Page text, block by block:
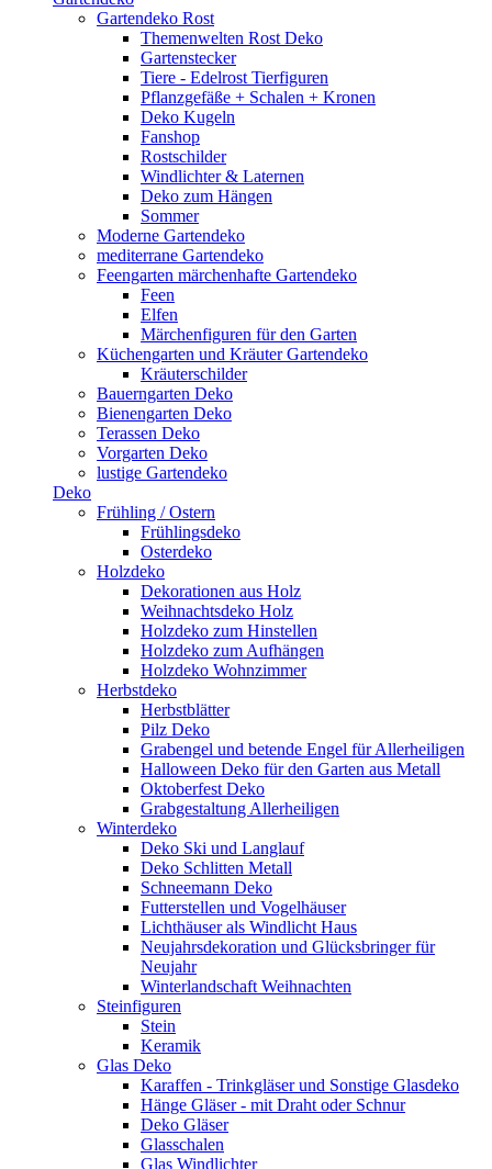
Gartendeko Rost
Themenwelten Rost Deko
Gartenstecker
Tiere - Edelrost Tierfiguren
Pflanzgefäße + Schalen + Kronen
Deko Kugeln
Fanshop
Rostschilder
Windlichter & Laternen
Deko zum Hängen
Sommer
Moderne Gartendeko
mediterrane Gartendeko
Feengarten märchenhafte Gartendeko
Feen
Elfen
Märchenfiguren für den Garten
Küchengarten und Kräuter Gartendeko
Kräuterschilder
Bauerngarten Deko
Bienengarten Deko
Terassen Deko
Vorgarten Deko
lustige Gartendeko
Deko
Frühling / Ostern
Frühlingsdeko
Osterdeko
Holzdeko
Dekorationen aus Holz
Weihnachtsdeko Holz
Holzdeko zum Hinstellen
Holzdeko zum Aufhängen
Holzdeko Wohnzimmer
Herbstdeko
Herbstblätter
Pilz Deko
Grabengel und betende Engel für Allerheiligen
Halloween Deko für den Garten aus Metall
Oktoberfest Deko
Grabgestaltung Allerheiligen
Winterdeko
Deko Ski und Langlauf
Deko Schlitten Metall
Schneemann Deko
Futterstellen und Vogelhäuser
Lichthäuser als Windlicht Haus
Neujahrsdekoration und Glücksbringer für
Neujahr
Winterlandschaft Weihnachten
Steinfiguren
Stein
Keramik
Glas Deko
Karaffen - Trinkgläser und Sonstige Glasdeko
Hänge Gläser - mit Draht oder Schnur
Deko Gläser
Glasschalen
Glas Windlichter